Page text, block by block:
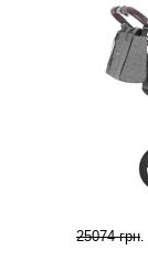
25074 грн.